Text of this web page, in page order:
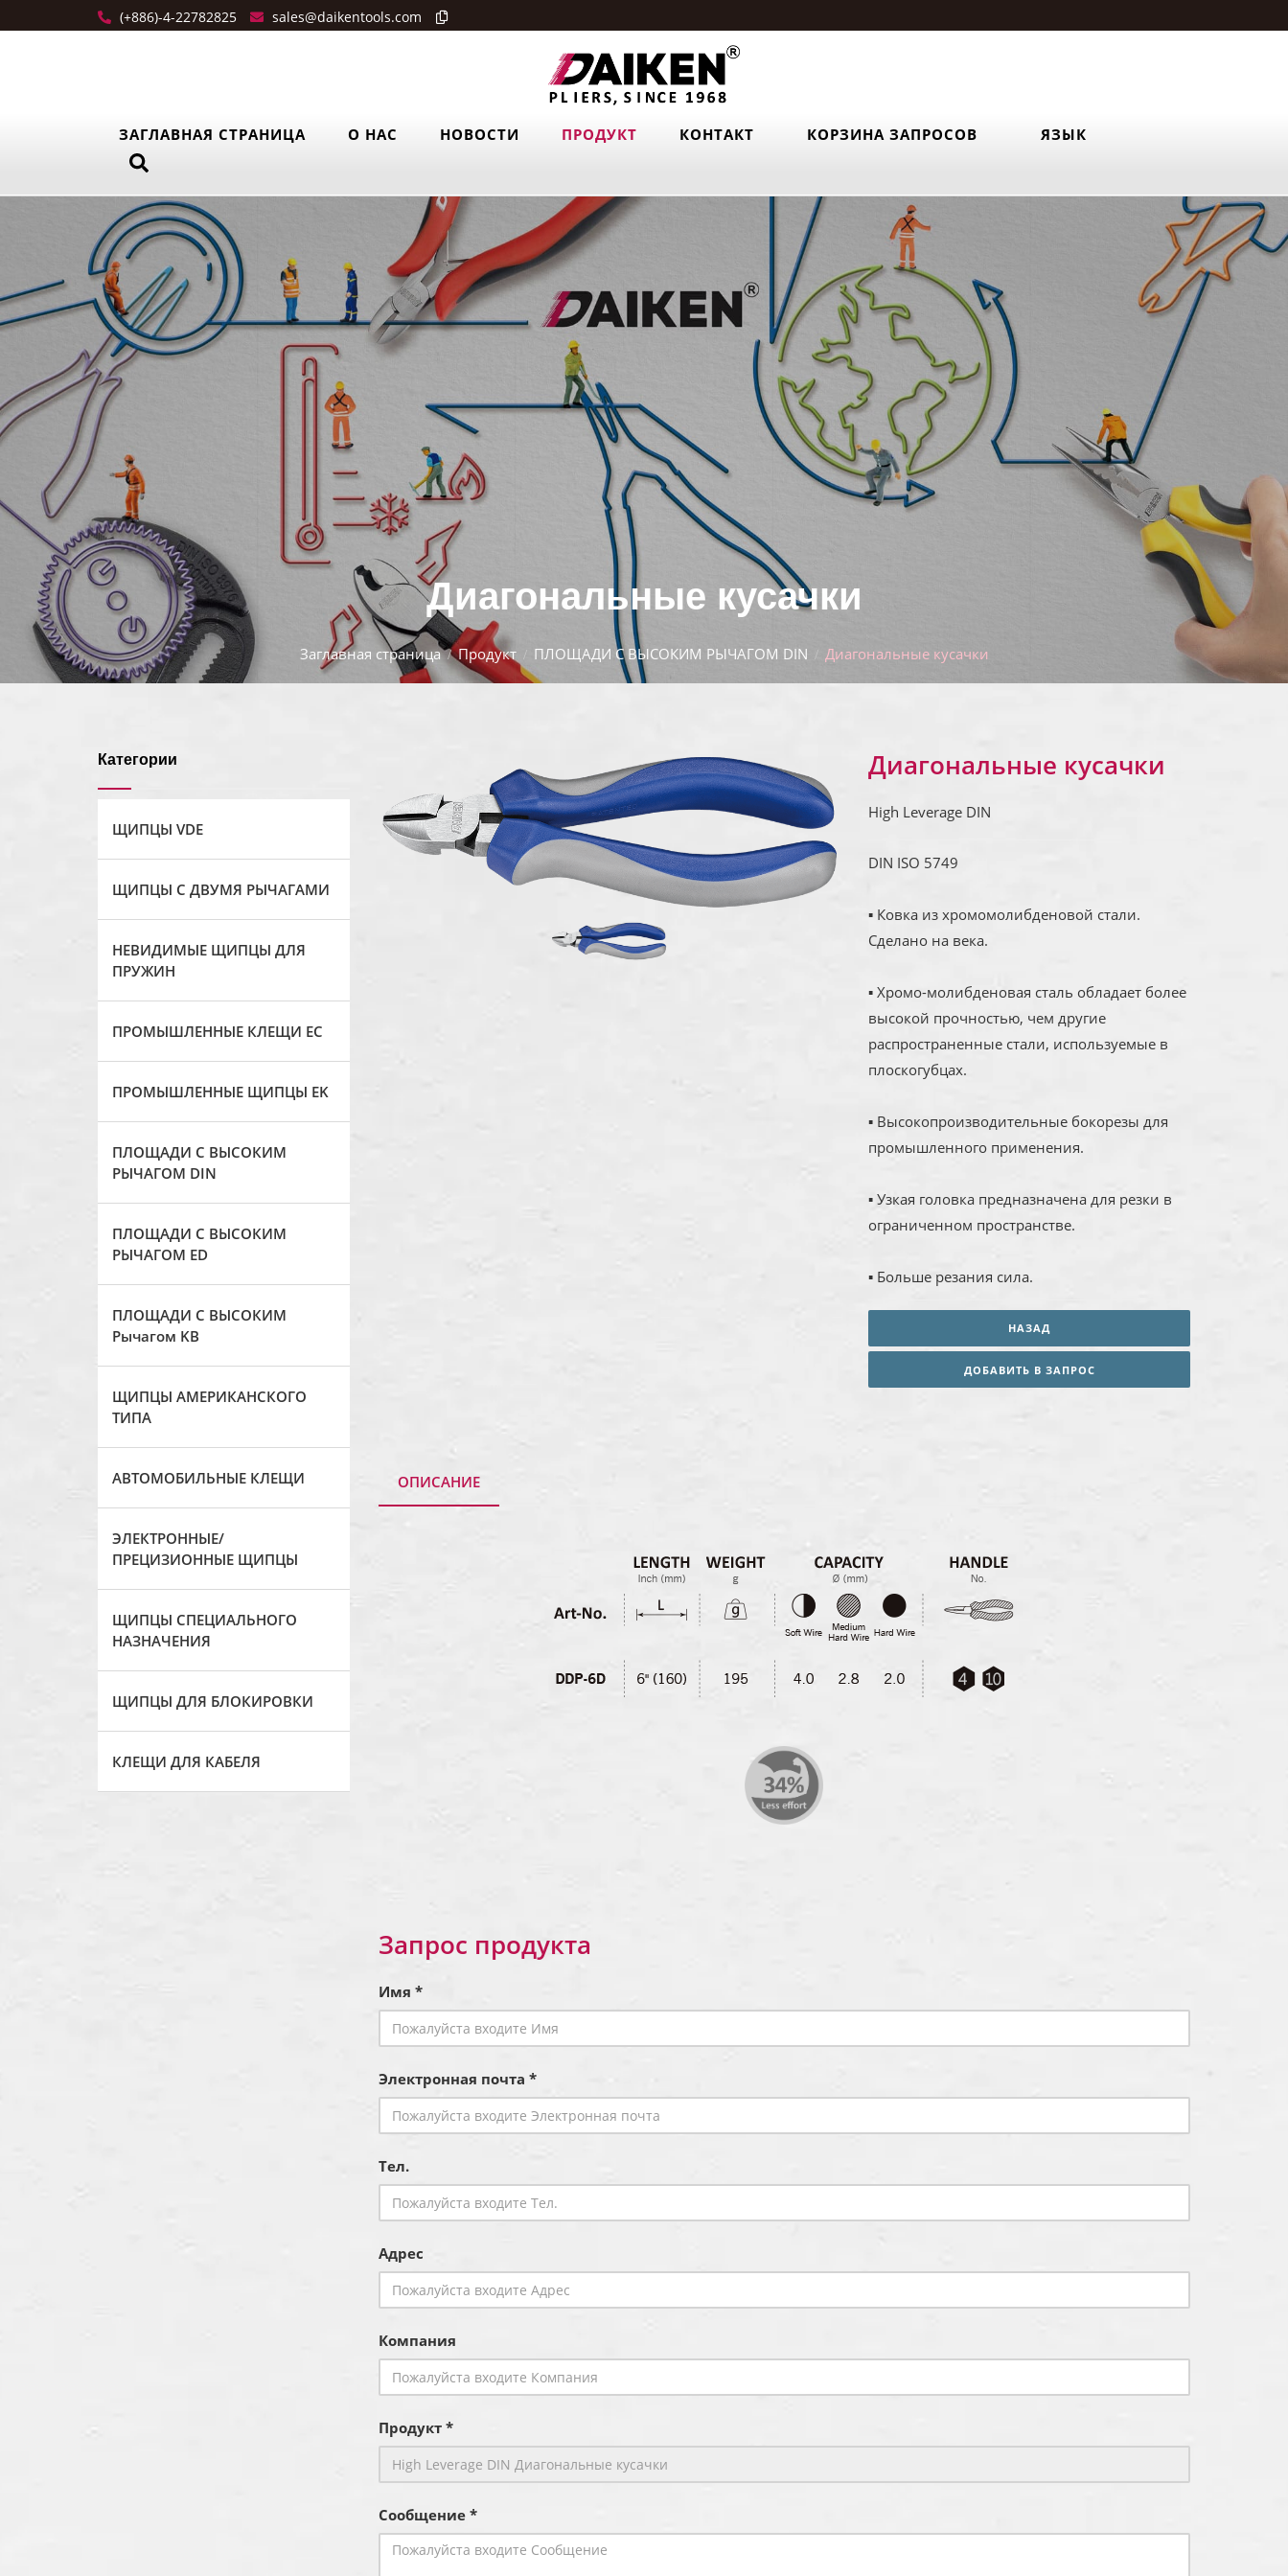
(+886)-4-22782825 sales@daikentools.com
ЗАГЛАВНАЯ СТРАНИЦА О НАС НОВОСТИ ПРОДУКТ КОНТАКТ КОРЗИНА ЗАПРОСОВ ЯЗЫК
Диагональные кусачки
Заглавная страница Продукт ПЛОЩАДИ С ВЫСОКИМ РЫЧАГОМ DIN Диагональные кусачки
Категории
ЩИПЦЫ VDE
ЩИПЦЫ С ДВУМЯ РЫЧАГАМИ
НЕВИДИМЫЕ ЩИПЦЫ ДЛЯ
ПРУЖИН
ПРОМЫШЛЕННЫЕ КЛЕЩИ ЕС
ПРОМЫШЛЕННЫЕ ЩИПЦЫ EK
ПЛОЩАДИ С ВЫСОКИМ
РЫЧАГОМ DIN
ПЛОЩАДИ С ВЫСОКИМ
РЫЧАГОМ ED
ПЛОЩАДИ С ВЫСОКИМ
Рычагом KB
ЩИПЦЫ АМЕРИКАНСКОГО
ТИПА
АВТОМОБИЛЬНЫЕ КЛЕЩИ
ЭЛЕКТРОННЫЕ/
ПРЕЦИЗИОННЫЕ ЩИПЦЫ
ЩИПЦЫ СПЕЦИАЛЬНОГО
НАЗНАЧЕНИЯ
ЩИПЦЫ ДЛЯ БЛОКИРОВКИ
КЛЕЩИ ДЛЯ КАБЕЛЯ
Диагональные кусачки
High Leverage DIN
DIN ISO 5749
▪ Ковка из хромомолибденовой стали.
Сделано на века.
▪ Хромо-молибденовая сталь обладает более
высокой прочностью, чем другие
распространенные стали, используемые в
плоскогубцах.
▪ Высокопроизводительные бокорезы для
промышленного применения.
▪ Узкая головка предназначена для резки в
ограниченном пространстве.
▪ Больше резания сила.
НАЗАД
ДОБАВИТЬ В ЗАПРОС
ОПИСАНИЕ
Запрос продукта
Имя *
Электронная почта *
Тел.
Адрес
Компания
Продукт *
Сообщение *